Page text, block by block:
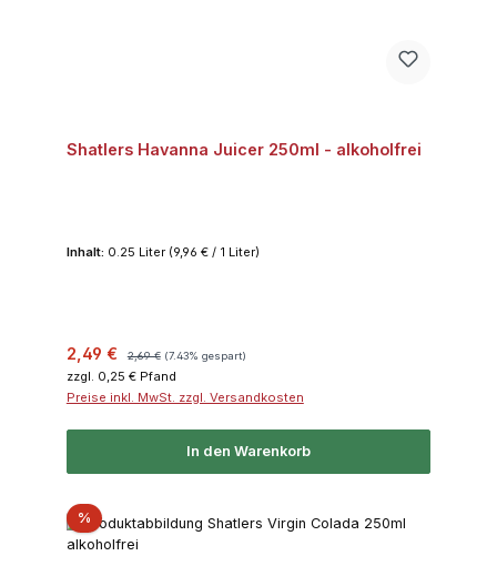
Shatlers Havanna Juicer 250ml - alkoholfrei
Inhalt: 0.25 Liter (9,96 € / 1 Liter)
Verkaufspreis:
2,49 € 2,69 € (7.43% gespart)
zzgl. 0,25 € Pfand
Preise inkl. MwSt. zzgl. Versandkosten
In den Warenkorb
%Rabatt